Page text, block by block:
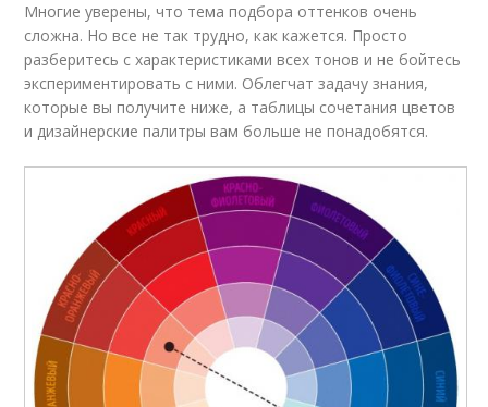
Многие уверены, что тема подбора оттенков очень
сложна. Но все не так трудно, как кажется. Просто
разберитесь с характеристиками всех тонов и не бойтесь
экспериментировать с ними. Облегчат задачу знания,
которые вы получите ниже, а таблицы сочетания цветов
и дизайнерские палитры вам больше не понадобятся.